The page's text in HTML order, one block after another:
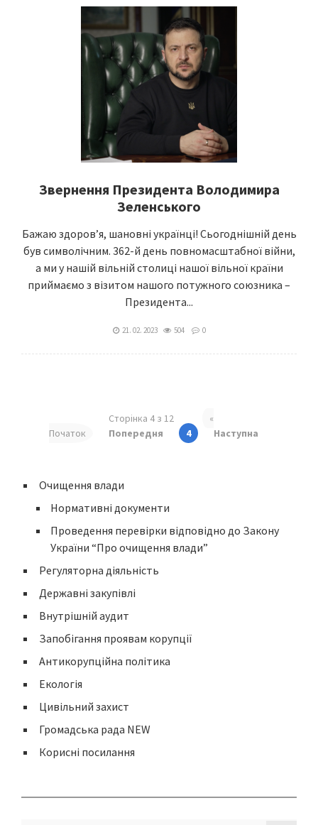
Звернення Президента Володимира
Зеленського
Бажаю здоровʼя, шановні українці! Сьогоднішній день
був символічним. 362-й день повномасштабної війни,
а ми у нашій вільній столиці нашої вільної країни
приймаємо з візитом нашого потужного союзника –
Президента...
21. 02. 2023 504 0
Сторінка 4 з 12
«
Початок
Попередня 4 Наступна
Очищення влади
Нормативні документи
Проведення перевірки відповідно до Закону
України “Про очищення влади”
Регуляторна діяльність
Державні закупівлі
Внутрішній аудит
Запобігання проявам корупції
Антикорупційна політика
Екологія
Цивільний захист
Громадська рада NEW
Корисні посилання